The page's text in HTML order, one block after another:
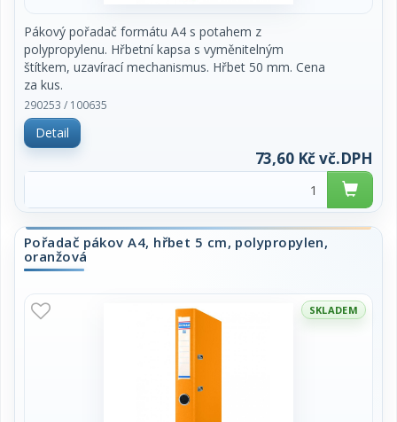
Pákový pořadač formátu A4 s potahem z
polypropylenu. Hřbetní kapsa s vyměnitelným
štítkem, uzavírací mechanismus. Hřbet 50 mm. Cena
za kus.
290253 / 100635
Detail
73,60 Kč vč.DPH
Pořadač pákov A4, hřbet 5 cm, polypropylen,
oranžová
SKLADEM